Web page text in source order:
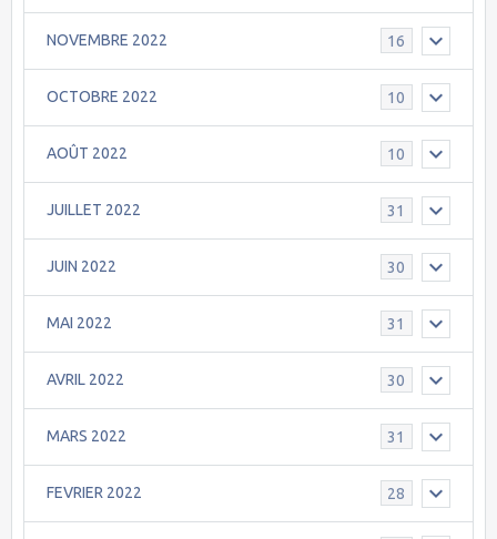
NOVEMBRE 2022 16
OCTOBRE 2022 10
AOÛT 2022 10
JUILLET 2022 31
JUIN 2022 30
MAI 2022 31
AVRIL 2022 30
MARS 2022 31
FEVRIER 2022 28